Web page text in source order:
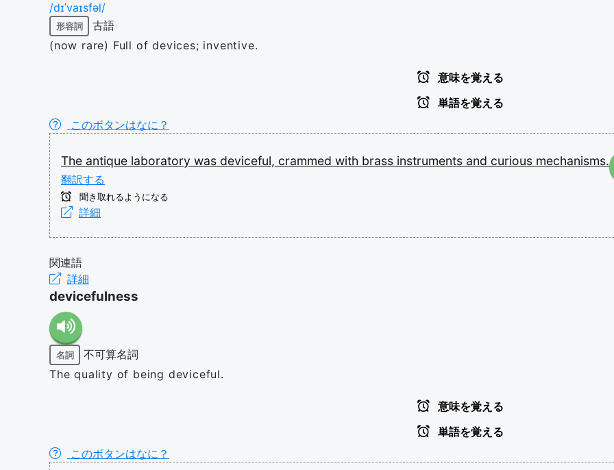
/dɪˈvaɪsfəl/
形容詞
古語
(now rare) Full of devices; inventive.
意味を覚える
単語を覚える
このボタンはなに？
The antique laboratory was deviceful, crammed with brass instruments and curious mechanisms.
翻訳する
聞き取れるようになる
詳細
関連語
詳細
devicefulness
名詞
不可算名詞
The quality of being deviceful.
意味を覚える
単語を覚える
このボタンはなに？